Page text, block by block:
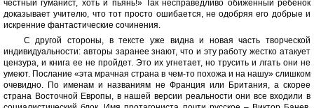
честный гуманист, хоть и пьянь!» Так несправедливо обиженный ребенок
доказывает учителю, что тот просто ошибается, не одобряя его добрые и
искренние фантастические сочинения.
С другой стороны, в тексте уже видна и новая часть творческой
индивидуальности: авторы заранее знают, что и эту работу жестко атакует
цензура, и книга ее не пройдет. Это их угнетает, но трусить и лгать они не
умеют. Послание «эта мрачная страна в чем-то похожа и на нашу» слишком
очевидно. По именам и названиям не Франция или Британия, а скорее
страна Восточной Европы, в нашей версии реальности они все входили в